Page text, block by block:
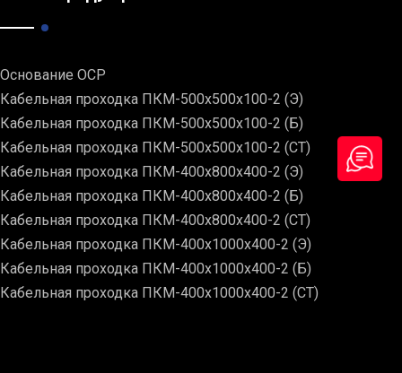
Основание ОСР
Кабельная проходка ПКМ-500х500х100-2 (Э)
Кабельная проходка ПКМ-500х500х100-2 (Б)
Кабельная проходка ПКМ-500х500х100-2 (СТ)
Кабельная проходка ПКМ-400х800х400-2 (Э)
Кабельная проходка ПКМ-400х800х400-2 (Б)
Кабельная проходка ПКМ-400х800х400-2 (СТ)
Кабельная проходка ПКМ-400х1000х400-2 (Э)
Кабельная проходка ПКМ-400х1000х400-2 (Б)
Кабельная проходка ПКМ-400х1000х400-2 (СТ)